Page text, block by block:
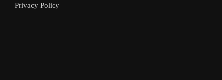
Privacy Policy